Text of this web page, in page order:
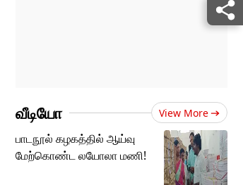
வீடியோ View More
பாடநூல் கழகத்தில் ஆய்வு
மேற்கொண்ட லயோலா மணி!